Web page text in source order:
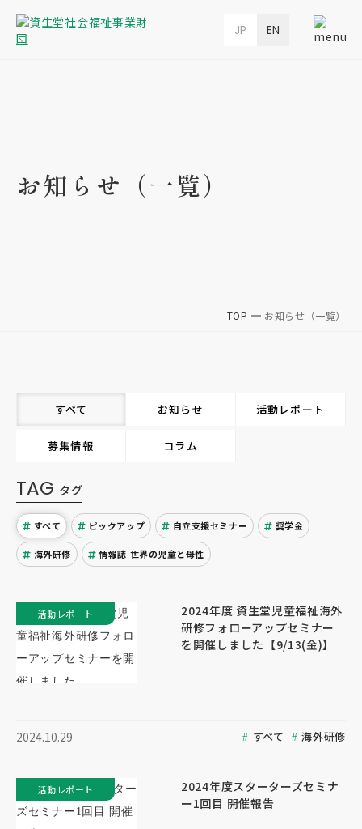
JP EN
お知らせ（一覧）
TOP お知らせ（一覧）
すべて お知らせ 活動レポート
募集情報 コラム
TAG タグ
すべて ピックアップ 自立支援セミナー 奨学金
海外研修 情報誌 世界の児童と母性
2024年度 資生堂児童福祉海外
研修フォローアップセミナー
を開催しました【9/13(金)】
2024.10.29 すべて 海外研修
活動レポート
2024年度スターターズセミナ
ー1回目 開催報告
活動レポート